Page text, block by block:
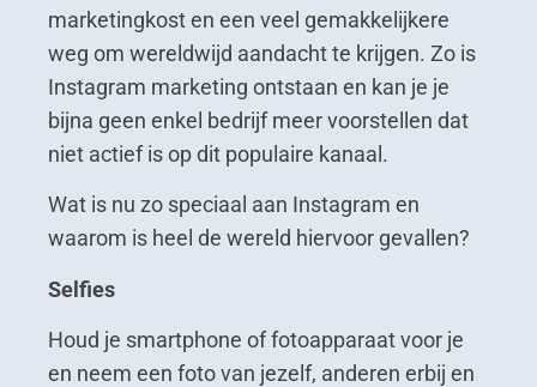
marketingkost en een veel gemakkelijkere
weg om wereldwijd aandacht te krijgen. Zo is
Instagram marketing ontstaan en kan je je
bijna geen enkel bedrijf meer voorstellen dat
niet actief is op dit populaire kanaal.
Wat is nu zo speciaal aan Instagram en
waarom is heel de wereld hiervoor gevallen?
Selfies
Houd je smartphone of fotoapparaat voor je
en neem een foto van jezelf, anderen erbij en